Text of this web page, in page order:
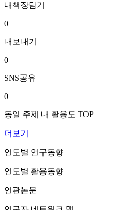
내책장담기
0
내보내기
0
SNS공유
0
동일 주제 내 활용도 TOP
더보기
연도별 연구동향
연도별 활용동향
연관논문